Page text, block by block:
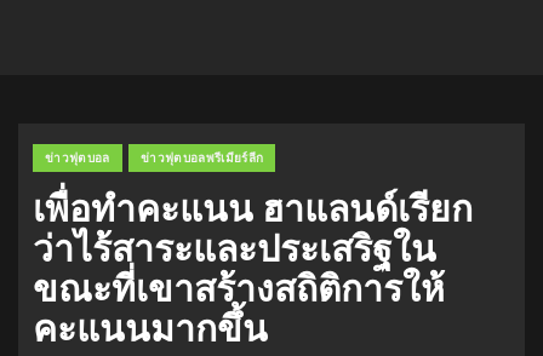
ข่าวฟุตบอล ข่าวฟุตบอลพรีเมียร์ลีก
เพื่อทำคะแนน ฮาแลนด์เรียก
ว่าไร้สาระและประเสริฐใน
ขณะที่เขาสร้างสถิติการให้
คะแนนมากขึ้น